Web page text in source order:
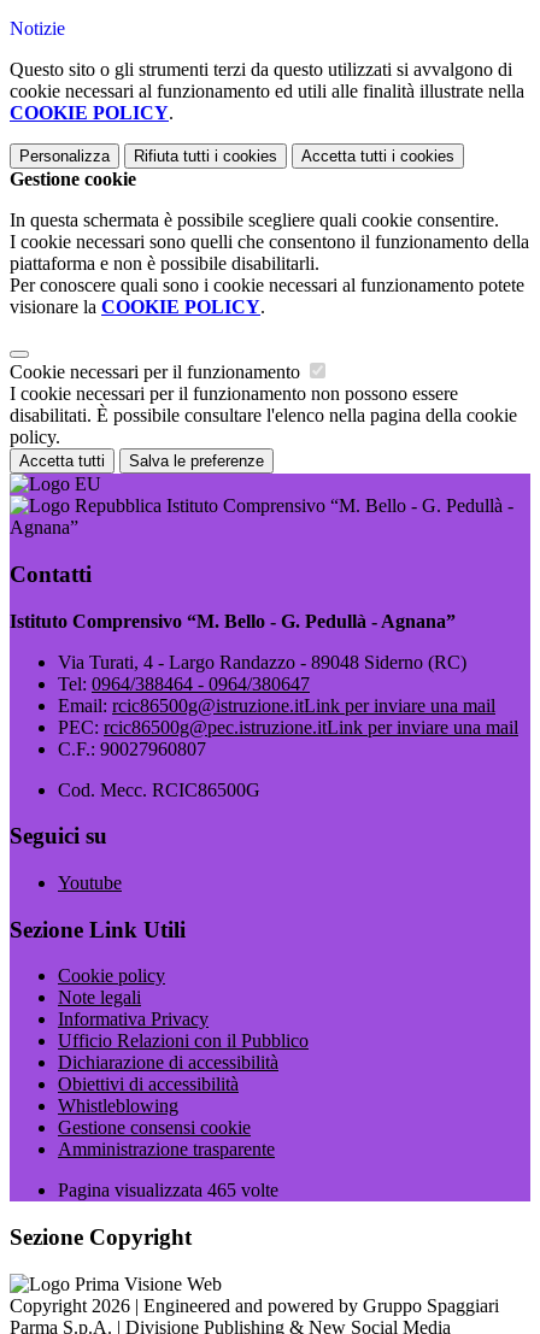
Notizie
Questo sito o gli strumenti terzi da questo utilizzati si avvalgono di
cookie necessari al funzionamento ed utili alle finalità illustrate nella
COOKIE POLICY.
Personalizza Rifiuta tutti i cookies Accetta tutti i cookies
Gestione cookie
In questa schermata è possibile scegliere quali cookie consentire.
I cookie necessari sono quelli che consentono il funzionamento della
piattaforma e non è possibile disabilitarli.
Per conoscere quali sono i cookie necessari al funzionamento potete
visionare la COOKIE POLICY.
Cookie necessari per il funzionamento
I cookie necessari per il funzionamento non possono essere
disabilitati. È possibile consultare l'elenco nella pagina della cookie
policy.
Accetta tutti Salva le preferenze
Istituto Comprensivo “M. Bello - G. Pedullà -
Agnana”
Contatti
Istituto Comprensivo “M. Bello - G. Pedullà - Agnana”
Via Turati, 4 - Largo Randazzo - 89048 Siderno (RC)
Tel: 0964/388464 - 0964/380647
Email: rcic86500g@istruzione.itLink per inviare una mail
PEC: rcic86500g@pec.istruzione.itLink per inviare una mail
C.F.: 90027960807
Cod. Mecc. RCIC86500G
Seguici su
Youtube
Sezione Link Utili
Cookie policy
Note legali
Informativa Privacy
Ufficio Relazioni con il Pubblico
Dichiarazione di accessibilità
Obiettivi di accessibilità
Whistleblowing
Gestione consensi cookie
Amministrazione trasparente
Pagina visualizzata 465 volte
Sezione Copyright
Copyright 2026 | Engineered and powered by Gruppo Spaggiari
Parma S.p.A. | Divisione Publishing & New Social Media